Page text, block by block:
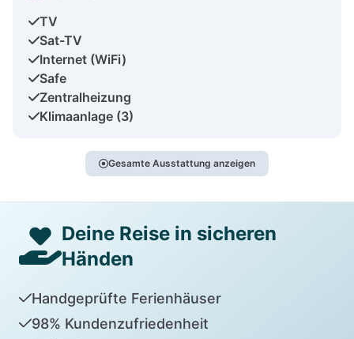
TV
Sat-TV
Internet (WiFi)
Safe
Zentralheizung
Klimaanlage (3)
Gesamte Ausstattung anzeigen
Deine Reise in sicheren
Händen
Handgeprüfte Ferienhäuser
98% Kundenzufriedenheit